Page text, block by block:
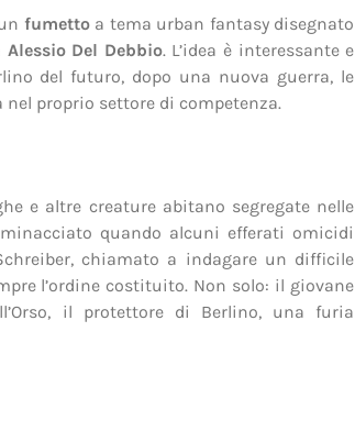
fumettoa tema urban fantasy disegnato
Alessio Del Debbio. L’idea è interessante e
del futuro, dopo una nuova guerra, le
proprio settore di competenza.
e altre creature abitano segregate nelle
quando alcuni efferati omicidi
chiamato a indagare un difficile
l’ordine costituito. Non solo: il giovane
il protettore di Berlino, una furia